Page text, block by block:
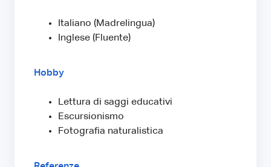
Italiano (Madrelingua)
Inglese (Fluente)
Hobby
Lettura di saggi educativi
Escursionismo
Fotografia naturalistica